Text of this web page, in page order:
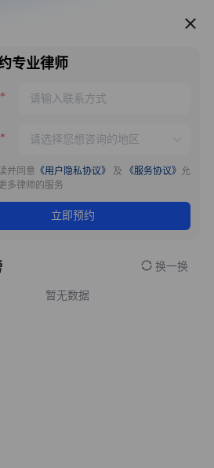
服务推荐
专业律师
并同意 《用户隐私协议》 及 《服务协议》 允
多律师的服务
立即预约
换一换
暂无数据